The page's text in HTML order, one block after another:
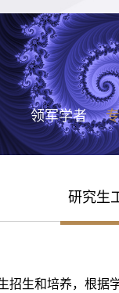
领军学者
研究生
招生和培养，根据